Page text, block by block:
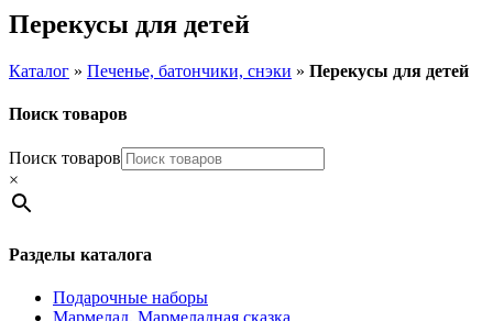
Перекусы для детей
Каталог » Печенье, батончики, снэки » Перекусы для детей
Поиск товаров
Поиск товаров
×
Разделы каталога
Подарочные наборы
Мармелад, Мармеладная сказка